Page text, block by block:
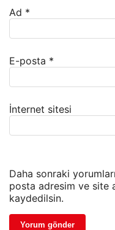
Ad *
E-posta *
İnternet sitesi
Daha sonraki
posta adresim ve site
kaydedilsin.